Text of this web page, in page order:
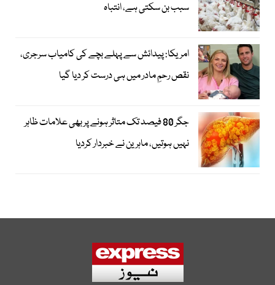
سبب بن سکتی ہے، انتباہ
امریکا: پیدائش سے پہلے بچے کی کامیاب سرجری،
نقص رحمِ مادر میں ہی درست کر دیا گیا
جگر 80 فیصد تک متاثر ہونے پر بھی علامات ظاہر
نہیں ہوتیں، ماہرین نے خبردار کردیا